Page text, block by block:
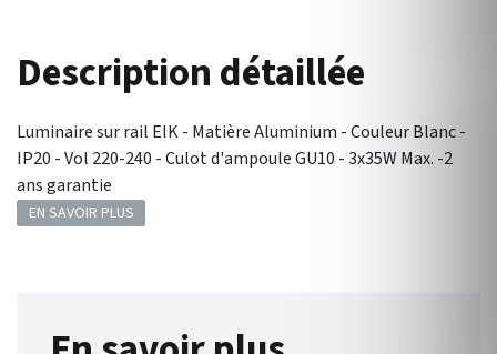
Description détaillée
Luminaire sur rail EIK - Matière Aluminium - Couleur Blanc -
IP20 - Vol 220-240 - Culot d'ampoule GU10 - 3x35W Max. -2
ans garantie
EN SAVOIR PLUS